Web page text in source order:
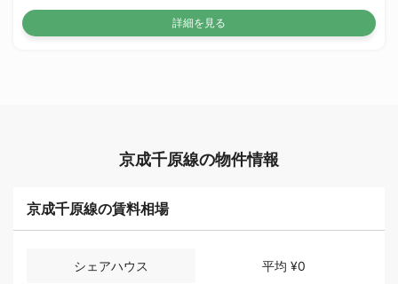
詳細を見る
京成千原線の物件情報
京成千原線の賃料相場
シェアハウス 平均 ¥0